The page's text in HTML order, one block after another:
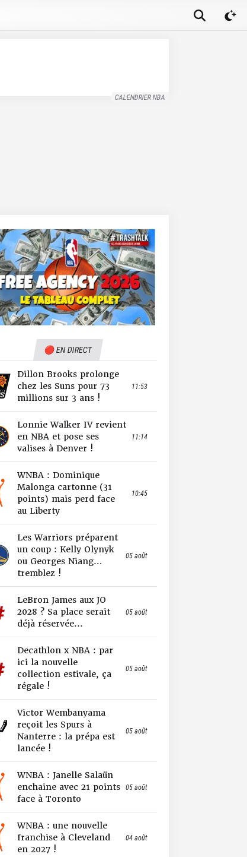
CALENDRIER NBA
🔴 EN DIRECT
Dillon Brooks prolonge
chez les Suns pour 73
millions sur 3 ans !
11:53
Lonnie Walker IV revient
en NBA et pose ses
valises à Denver !
11:14
WNBA : Dominique
Malonga cartonne (31
points) mais perd face
au Liberty
10:45
Les Warriors préparent
un coup : Kelly Olynyk
ou Georges Niang…
tremblez !
05 août
LeBron James aux JO
2028 ? Sa place serait
déjà réservée...
05 août
Decathlon x NBA : par
ici la nouvelle
collection estivale, ça
régale !
05 août
Victor Wembanyama
reçoit les Spurs à
Nanterre : la prépa est
lancée !
05 août
WNBA : Janelle Salaün
enchaine avec 21 points
face à Toronto
05 août
WNBA : une nouvelle
franchise à Cleveland
en 2027 !
04 août